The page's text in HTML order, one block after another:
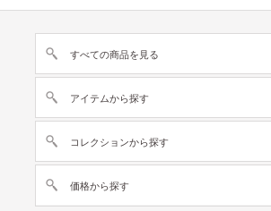
すべての商品を見る
アイテムから探す
コレクションから探す
価格から探す